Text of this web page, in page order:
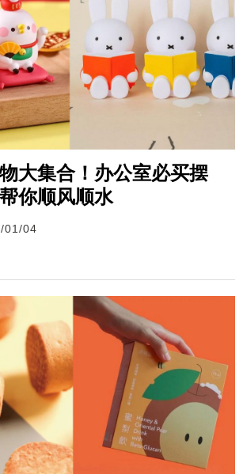
大集合！办公室必买摆
你顺风顺水
01/04